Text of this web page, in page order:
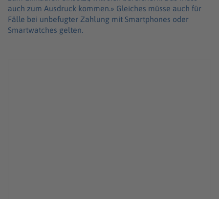
auch zum Ausdruck kommen.» Gleiches müsse auch für
Fälle bei unbefugter Zahlung mit Smartphones oder
Smartwatches gelten.